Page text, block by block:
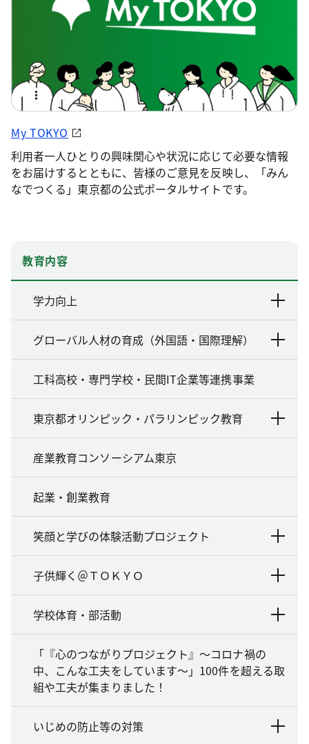
My TOKYO
利用者一人ひとりの興味関心や状況に応じて必要な情報
をお届けするとともに、皆様のご意見を反映し、「みん
なでつくる」東京都の公式ポータルサイトです。
教育内容
学力向上
グローバル人材の育成（外国語・国際理解）
工科高校・専門学校・民間IT企業等連携事業
東京都オリンピック・パラリンピック教育
産業教育コンソーシアム東京
起業・創業教育
笑顔と学びの体験活動プロジェクト
子供輝く＠ＴＯＫＹＯ
学校体育・部活動
「『心のつながりプロジェクト』～コロナ禍の
中、こんな工夫をしています～」100件を超える取
組や工夫が集まりました！
いじめの防止等の対策